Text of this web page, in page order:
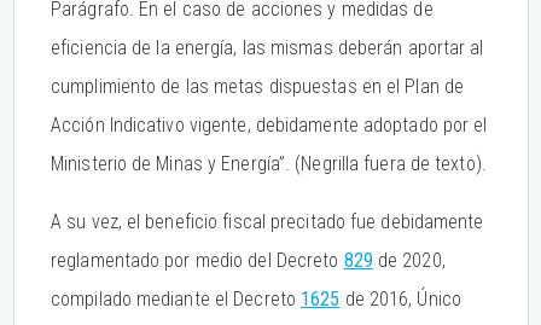
Parágrafo. En el caso de acciones y medidas de
eficiencia de la energía, las mismas deberán aportar al
cumplimiento de las metas dispuestas en el Plan de
Acción Indicativo vigente, debidamente adoptado por el
Ministerio de Minas y Energía”. (Negrilla fuera de texto).
A su vez, el beneficio fiscal precitado fue debidamente
reglamentado por medio del Decreto 829 de 2020,
compilado mediante el Decreto 1625 de 2016, Único